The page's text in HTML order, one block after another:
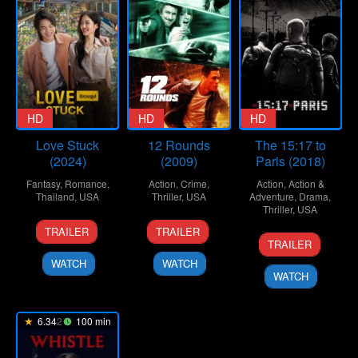
HD
Love Stuck
(2024)
Fantasy, Romance,
Thailand, USA
16
Oct
2024
Chongdol
Sukulworaphat
TRAILER
WATCH
HD
12 Rounds
(2009)
Action, Crime,
Thriller, USA
19
Mar
2009
Renny
Harlin
TRAILER
WATCH
HD
The 15:17 to
Paris (2018)
Action, Action &
Adventure, Drama,
Thriller, USA
7
Feb
2018
Clint
Eastwood
TRAILER
WATCH
6.342 100 min